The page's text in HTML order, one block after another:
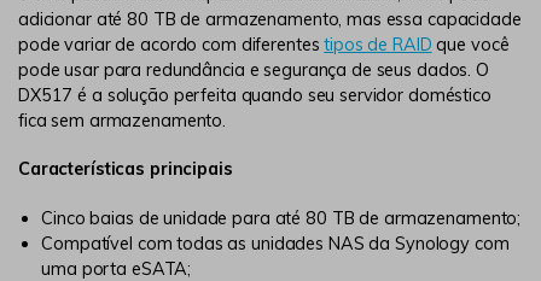
adicionar até 80 TB de armazenamento, mas essa capacidade
pode variar de acordo com diferentestipos de RAID que você
pode usar para redundância e segurança de seus dados. O
DX517 é a solução perfeita quando seu servidor doméstico
fica sem armazenamento.
Características principais
Cinco baias de unidade para até 80 TB de armazenamento;
Compatível com todas as unidades NAS da Synology com
uma porta eSATA;